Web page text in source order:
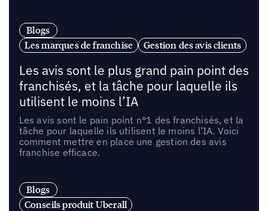
Blogs
Les marques de franchise
Gestion des avis clients
Les avis sont le plus grand pain point des
franchisés, et la tâche pour laquelle ils
utilisent le moins l’IA
Les avis sont le pain point n°1 des franchisés, et la
tâche pour laquelle ils utilisent le moins l’IA. Voici
comment mettre en place une gestion des avis
franchise efficace.
Blogs
Conseils produit Uberall